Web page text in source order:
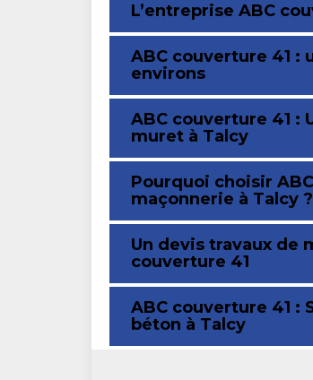
L’entreprise ABC
ABC couverture 41 :
environs
ABC couverture 41 :
muret à Talcy
Pourquoi choisir
maçonnerie à Talcy ?
Un devis travaux de
couverture 41
ABC couverture 41 :
béton à Talcy